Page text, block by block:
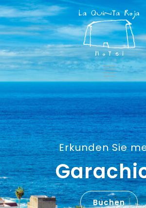
Erkunden Sie
Buchen